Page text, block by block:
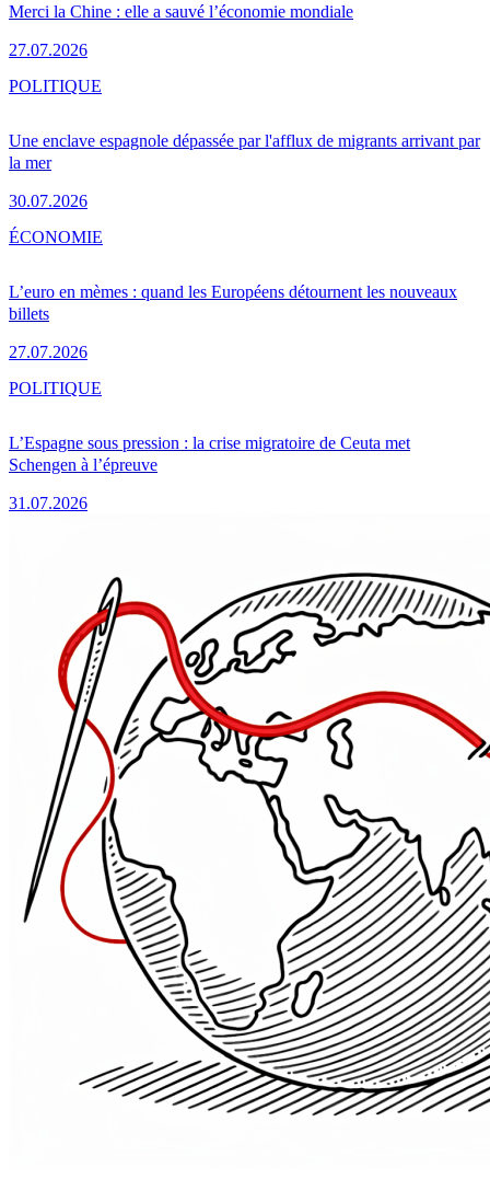
Merci la Chine : elle a sauvé l’économie mondiale
27.07.2026
Une enclave espagnole dépassée par l'afflux de migrants arrivant par
la mer
30.07.2026
POLITIQUE
L’euro en mèmes : quand les Européens détournent les nouveaux
billets
27.07.2026
ÉCONOMIE
L’Espagne sous pression : la crise migratoire de Ceuta met
Schengen à l’épreuve
31.07.2026
POLITIQUE